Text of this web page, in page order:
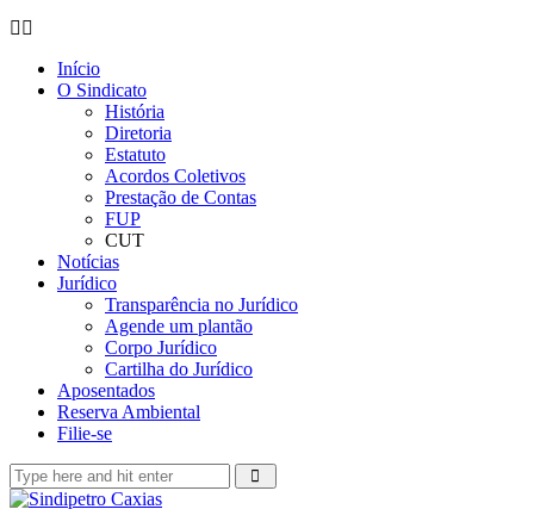
Início
O Sindicato
História
Diretoria
Estatuto
Acordos Coletivos
Prestação de Contas
FUP
CUT
Notícias
Jurídico
Transparência no Jurídico
Agende um plantão
Corpo Jurídico
Cartilha do Jurídico
Aposentados
Reserva Ambiental
Filie-se